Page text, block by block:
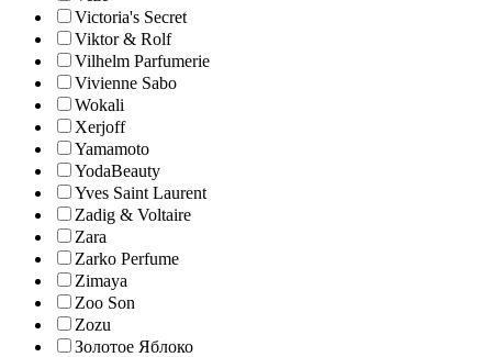
Victoria's Secret
Viktor & Rolf
Vilhelm Parfumerie
Vivienne Sabo
Wokali
Xerjoff
Yamamoto
YodaBeauty
Yves Saint Laurent
Zadig & Voltaire
Zara
Zarko Perfume
Zimaya
Zoo Son
Zozu
Золотое Яблоко